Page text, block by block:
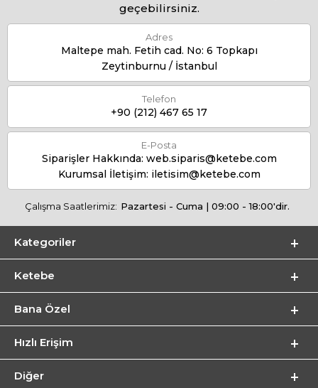
geçebilirsiniz.
Adres
Maltepe mah. Fetih cad. No: 6 Topkapı
Zeytinburnu / İstanbul
Telefon
+90 (212) 467 65 17
E-Posta
Siparişler Hakkında: web.siparis@ketebe.com
Kurumsal İletişim: iletisim@ketebe.com
Çalışma Saatlerimiz: Pazartesi - Cuma | 09:00 - 18:00'dir.
Kategoriler
Ketebe
Bana Özel
Hızlı Erişim
Diğer